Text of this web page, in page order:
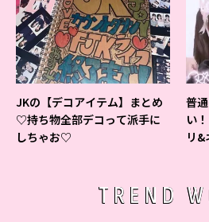
JKの【デコアイテム】まとめ
♡持ち物全部デコって派手に
しちゃお♡
普
い
リ
TREND